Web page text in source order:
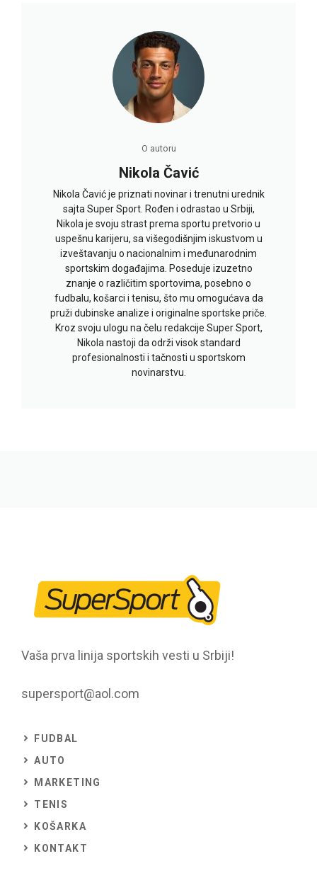
O autoru
Nikola Čavić
Nikola Čavić je priznati novinar i trenutni urednik
sajta Super Sport. Rođen i odrastao u Srbiji,
Nikola je svoju strast prema sportu pretvorio u
uspešnu karijeru, sa višegodišnjim iskustvom u
izveštavanju o nacionalnim i međunarodnim
sportskim događajima. Poseduje izuzetno
znanje o različitim sportovima, posebno o
fudbalu, košarci i tenisu, što mu omogućava da
pruži dubinske analize i originalne sportske priče.
Kroz svoju ulogu na čelu redakcije Super Sport,
Nikola nastoji da održi visok standard
profesionalnosti i tačnosti u sportskom
novinarstvu.
Vaša prva linija sportskih vesti u Srbiji!
supersport@aol.com
FUDBAL
AUTO
MARKETING
TENIS
KOŠARKA
KONTAKT